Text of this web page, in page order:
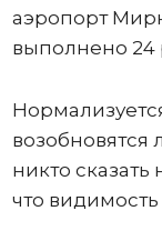
аэропорт
выполнено 24
возобновятся
никто
что